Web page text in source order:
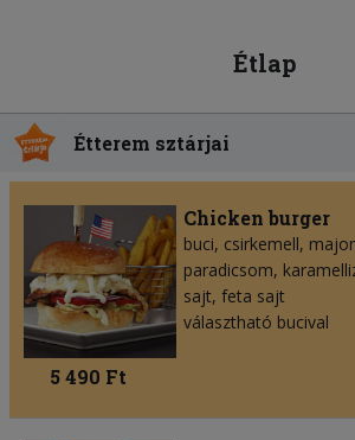
Étlap
Étterem sztárjai
Chicken burger
buci, csirkemell,
paradicsom,
sajt, feta sajt
választható bucival
5 490 Ft